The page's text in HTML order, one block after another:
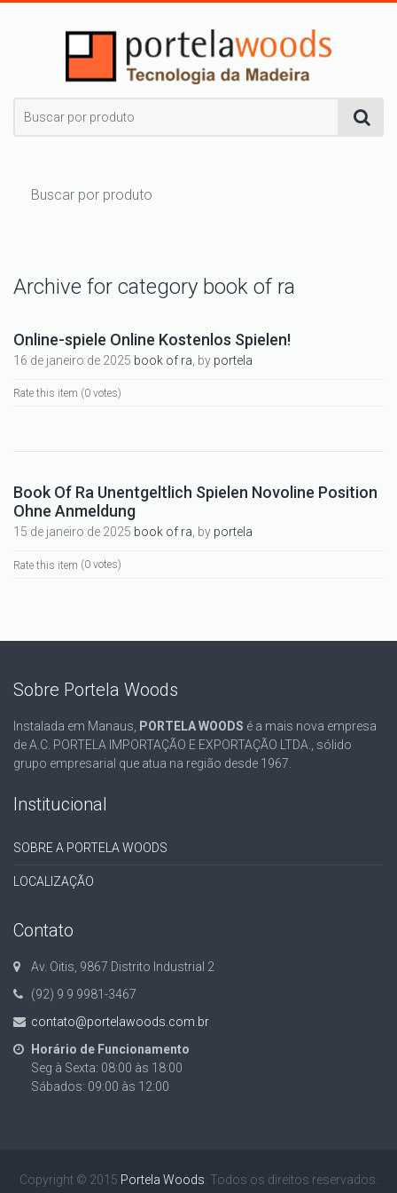
Archive for category book of ra
Online-spiele Online Kostenlos Spielen!
16 de janeiro de 2025 book of ra , by portela
Rate this item (0 votes)
Book Of Ra Unentgeltlich Spielen Novoline Position
Ohne Anmeldung
15 de janeiro de 2025 book of ra, by portela
Rate this item (0 votes)
Sobre Portela Woods
Instalada em Manaus, PORTELA WOODS é a mais nova empresa
de A.C. PORTELA IMPORTAÇÃO E EXPORTAÇÃO LTDA., sólido
grupo empresarial que atua na região desde 1967.
Institucional
SOBRE A PORTELA WOODS
LOCALIZAÇÃO
Contato
Av. Oitis, 9867 Distrito Industrial 2
(92) 9 9 9981-3467
contato@portelawoods.com.br
Horário de Funcionamento
Seg à Sexta: 08:00 às 18:00
Sábados: 09:00 às 12:00
Copyright © 2015 Portela Woods . Todos os direitos reservados.